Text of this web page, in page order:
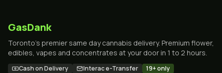
GasDank
Toronto's premier same day cannabis delivery. Premium flower,
edibles, vapes and concentrates at your door in 1 to 2 hours.
Cash on Delivery Interac e-Transfer 19+ only